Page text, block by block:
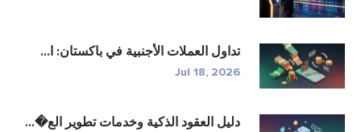
تداول العملات الأجنبية في باكستان: ا...
Jul 18, 2026
دليل العقود الذكية وخدمات تطوير الع�...